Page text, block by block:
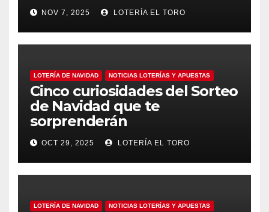
NOV 7, 2025 LOTERÍA EL TORO
LOTERÍA DE NAVIDAD NOTICIAS LOTERÍAS Y APUESTAS
Cinco curiosidades del Sorteo
de Navidad que te
sorprenderán
OCT 29, 2025 LOTERÍA EL TORO
LOTERÍA DE NAVIDAD NOTICIAS LOTERÍAS Y APUESTAS